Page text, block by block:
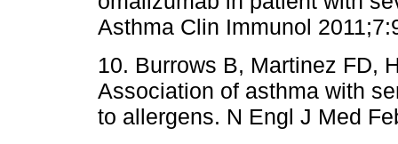
Asthma Clin Immunol
10. Burrows B, Martinez FD,
Association of asthma with
to allergens. N Engl J Med